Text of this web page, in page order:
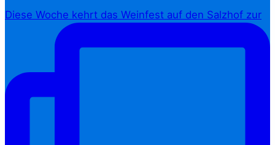
Diese Woche kehrt das Weinfest auf den Salzhof zur